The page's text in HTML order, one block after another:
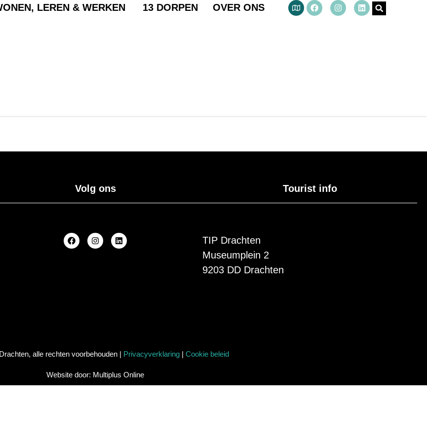
LEREN & WERKEN 13 DORPEN OVER ONS
Volg ons Tourist info
TIP Drachten
Museumplein 2
9203 DD Drachten
alle rechten voorbehouden | Privacyverklaring | Cookie beleid
Website door: Multiplus Online